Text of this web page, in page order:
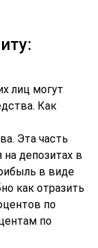
лиц могут
Как
Эта часть
депозитах в
в виде
как отразить
по
по